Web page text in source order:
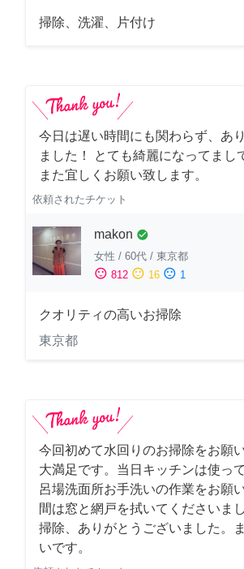
掃除、洗濯、片付け
今日は遅い時間にも関わらず、あ
ました！ とても綺麗になってまし
また宜しくお願い致します。
依頼されたチケット
makon check_circle
女性 / 60代 / 東京都
sentiment_satisfied 812 sentiment_neutral 16 sentiment_dissatisfied 1
クオリティの高いお掃除
東京都
今回初めて水回りのお掃除をお願
大満足です。当日キッチンは使っ
呂場洗面所お手洗いの作業をお願
間は窓と網戸を拭いてくださいま
掃除、ありがとうございました。
いです。